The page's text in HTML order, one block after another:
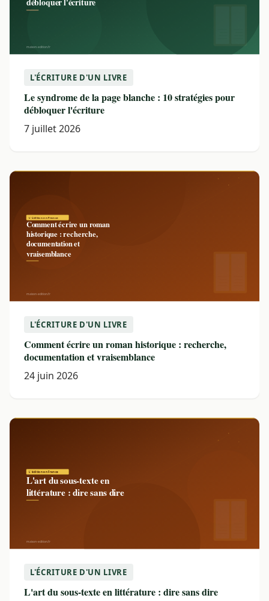
L'ÉCRITURE D'UN LIVRE
Le syndrome de la page blanche : 10 stratégies pour
débloquer l'écriture
7 juillet 2026
L'ÉCRITURE D'UN LIVRE
Comment écrire un roman historique : recherche,
documentation et vraisemblance
24 juin 2026
L'ÉCRITURE D'UN LIVRE
L'art du sous-texte en littérature : dire sans dire